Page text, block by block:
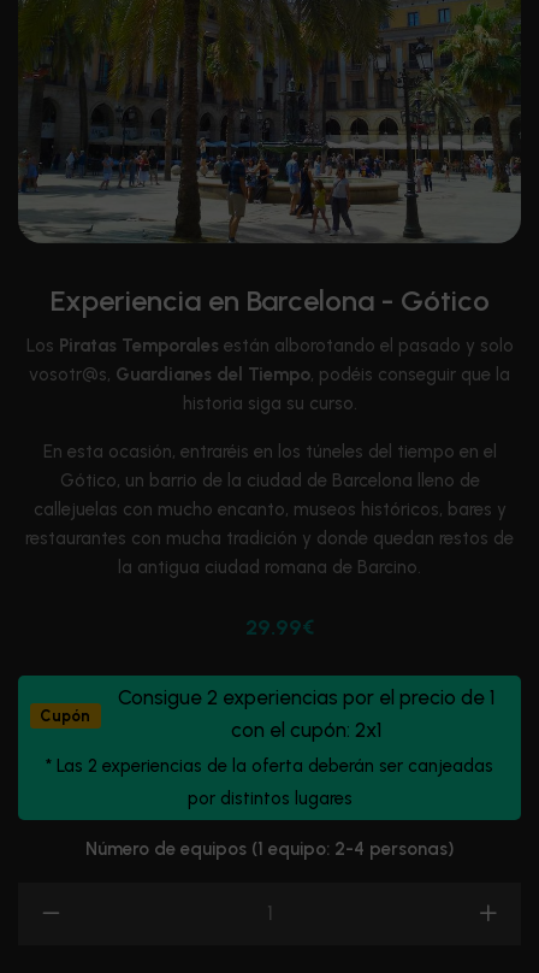
Experiencia en Barcelona - Gótico
Los Piratas Temporales están alborotando el pasado y solo
vosotr@s, Guardianes del Tiempo, podéis conseguir que la
historia siga su curso.
En esta ocasión, entraréis en los túneles del tiempo en el
Gótico, un barrio de la ciudad de Barcelona lleno de
callejuelas con mucho encanto, museos históricos, bares y
restaurantes con mucha tradición y donde quedan restos de
la antigua ciudad romana de Barcino.
29.99€
Cupón
Consigue 2 experiencias por el precio de 1
con el cupón: 2x1
* Las 2 experiencias de la oferta deberán ser canjeadas
por distintos lugares
Número de equipos (1 equipo: 2-4 personas)